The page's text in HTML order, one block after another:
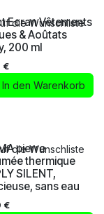
Ecran Vêtements
& Aoûtats
200 ml
€
In den Warenkorb
die Wunschliste
pierre
thermique
SILENT,
sans eau
€
die Wunschliste